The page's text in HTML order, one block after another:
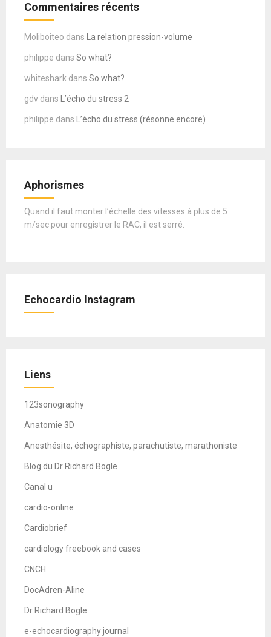
Commentaires récents
Moliboiteo dans La relation pression-volume
philippe dans So what?
whiteshark dans So what?
gdv dans L’écho du stress 2
philippe dans L’écho du stress (résonne encore)
Aphorismes
Quand il faut monter l’échelle des vitesses à plus de 5
m/sec pour enregistrer le RAC, il est serré.
Echocardio Instagram
Liens
123sonography
Anatomie 3D
Anesthésite, échographiste, parachutiste, marathoniste
Blog du Dr Richard Bogle
Canal u
cardio-online
Cardiobrief
cardiology freebook and cases
CNCH
DocAdren-Aline
Dr Richard Bogle
e-echocardiography journal